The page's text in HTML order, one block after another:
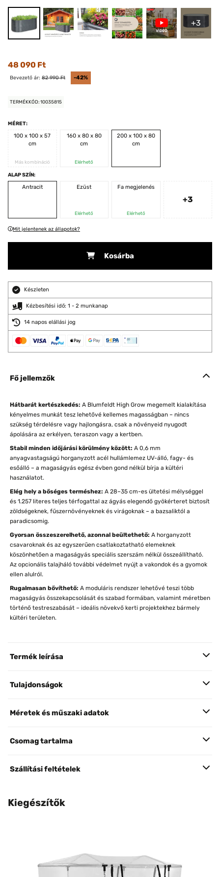
+3
48 090 Ft
Bevezető ár: 82 990 Ft -42%
TERMÉKKÓD: 10035815
MÉRET:
100 x 100 x 57
cm
Más kombináció
160 x 80 x 80
cm
Elérhető
200 x 100 x 80
cm
ALAP SZÍN:
Antracit
Ezüst
Elérhető
Fa megjelenés
Elérhető
+3
Mit jelentenek az állapotok?
Kosárba
Készleten
Kézbesítési idő: 1 - 2 munkanap
14 napos elállási jog
Fő jellemzők
Hátbarát kertészkedés: A Blumfeldt High Grow megemelt kialakítása
kényelmes munkát tesz lehetővé kellemes magasságban – nincs
szükség térdelésre vagy hajlongásra, csak a növényeid nyugodt
ápolására az erkélyen, teraszon vagy a kertben.
Stabil minden időjárási körülmény között: A 0,6 mm
anyagvastagságú horganyzott acél hullámlemez UV-álló, fagy- és
esőálló – a magaságyás egész évben gond nélkül bírja a kültéri
használatot.
Elég hely a bőséges terméshez: A 28–35 cm-es ültetési mélységgel
és 1.257 literes teljes térfogattal az ágyás elegendő gyökérteret biztosít
zöldségeknek, fűszernövényeknek és virágoknak – a bazsaliktól a
paradicsomig.
Gyorsan összeszerelhető, azonnal beültethető: A horganyzott
csavaroknak és az egyszerűen csatlakoztatható elemeknek
köszönhetően a magaságyás speciális szerszám nélkül összeállítható.
Az opcionális talajháló további védelmet nyújt a vakondok és a gyomok
ellen alulról.
Rugalmasan bővíthető: A moduláris rendszer lehetővé teszi több
magaságyás összekapcsolását és szabad formában, valamint méretben
történő testreszabását – ideális növekvő kerti projektekhez bármely
kültéri területen.
Termék leírása
Tulajdonságok
Méretek és műszaki adatok
Csomag tartalma
Szállítási feltételek
Kiegészítők